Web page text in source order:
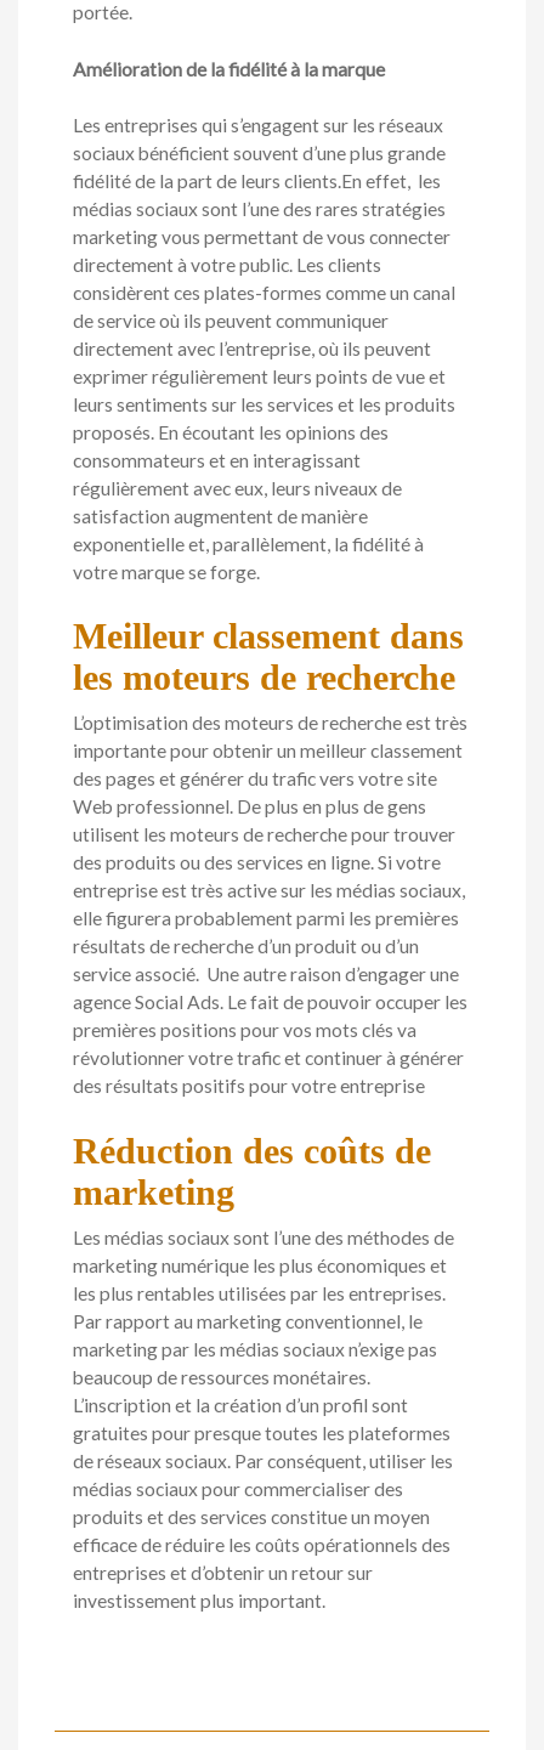
portée.
Amélioration de la fidélité à la marque
Les entreprises qui s’engagent sur les réseaux
sociaux bénéficient souvent d’une plus grande
fidélité de la part de leurs clients.En effet, les
médias sociaux sont l’une des rares stratégies
marketing vous permettant de vous connecter
directement à votre public. Les clients
considèrent ces plates-formes comme un canal
de service où ils peuvent communiquer
directement avec l’entreprise, où ils peuvent
exprimer régulièrement leurs points de vue et
leurs sentiments sur les services et les produits
proposés. En écoutant les opinions des
consommateurs et en interagissant
régulièrement avec eux, leurs niveaux de
satisfaction augmentent de manière
exponentielle et, parallèlement, la fidélité à
votre marque se forge.
Meilleur classement dans
les moteurs de recherche
L’optimisation des moteurs de recherche est très
importante pour obtenir un meilleur classement
des pages et générer du trafic vers votre site
Web professionnel. De plus en plus de gens
utilisent les moteurs de recherche pour trouver
des produits ou des services en ligne. Si votre
entreprise est très active sur les médias sociaux,
elle figurera probablement parmi les premières
résultats de recherche d’un produit ou d’un
service associé. Une autre raison d’engager une
agence Social Ads. Le fait de pouvoir occuper les
premières positions pour vos mots clés va
révolutionner votre trafic et continuer à générer
des résultats positifs pour votre entreprise
Réduction des coûts de
marketing
Les médias sociaux sont l’une des méthodes de
marketing numérique les plus économiques et
les plus rentables utilisées par les entreprises.
Par rapport au marketing conventionnel, le
marketing par les médias sociaux n’exige pas
beaucoup de ressources monétaires.
L’inscription et la création d’un profil sont
gratuites pour presque toutes les plateformes
de réseaux sociaux. Par conséquent, utiliser les
médias sociaux pour commercialiser des
produits et des services constitue un moyen
efficace de réduire les coûts opérationnels des
entreprises et d’obtenir un retour sur
investissement plus important.